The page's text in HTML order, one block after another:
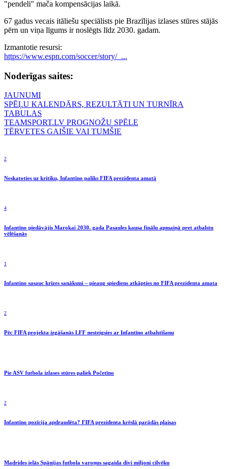
"pendeli" mača kompensācijas laikā.
67 gadus vecais itāliešu speciālists pie Brazīlijas izlases stūres stājās
pērn un viņa līgums ir noslēgts līdz 2030. gadam.
Izmantotie resursi:
https://www.espn.com/soccer/story/_...
Noderīgas saites:
JAUNUMI
SPĒĻU KALENDĀRS, REZULTĀTI UN TURNĪRA
TABULAS
TEAMSPORT.LV PROGNOŽU SPĒLE
TĒRVETES GAIŠIE VAI TUMŠIE
2
Neskatoties uz kritiku, Infantīno paliks FIFA prezidenta amatā
4
Infantīno piedāvājis Marokai 2030. gada Pasaules kausa finālu apmaiņā pret atbalstu
vēlēšanās
1
Infantino sasauc krīzes sanāksmi – pieaug spiediens atkāpties no FIFA prezidenta amata
2
Pēc FIFA projekta izgāšanās LFF nesteigsies ar Infantīno atbalstīšanu
Pie ASV futbola izlases stūres paliek Početīno
2
Infantīno pozīcija apdraudēta? FIFA prezidenta krēslā parādās plaisas
Madrides ielās Spānijas futbola varoņus sagaida divi miljoni cilvēku